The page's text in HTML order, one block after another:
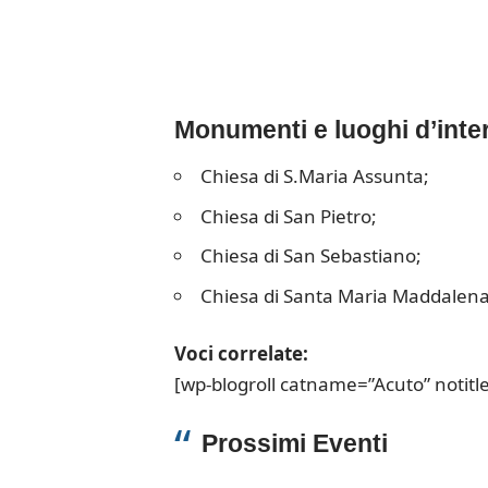
Monumenti e luoghi
Chiesa di S.Maria Assunta;
Chiesa di San Pietro;
Chiesa di San Sebastiano;
Chiesa di Santa Maria
Voci correlate:
[wp-blogroll catname=”Acuto”
Prossimi Eventi